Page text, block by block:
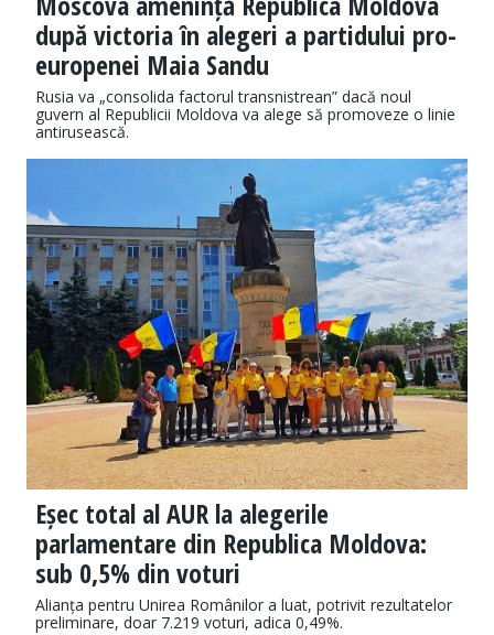
după victoria în alegeri a partidului pro-
europenei Maia Sandu
Rusia va „consolida factorul transnistrean” dacă noul
guvern al Republicii Moldova va alege să promoveze o linie
antirusească.
Eșec total al AUR la alegerile
parlamentare din Republica Moldova:
sub 0,5% din voturi
Alianța pentru Unirea Românilor a luat, potrivit rezultatelor
preliminare, doar 7.219 voturi, adica 0,49%.